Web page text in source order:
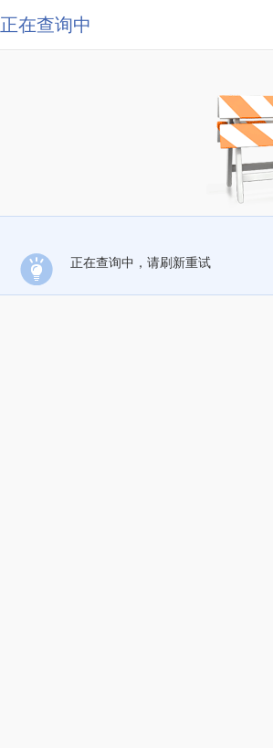
正在查询中
正在查询中，请刷新重试